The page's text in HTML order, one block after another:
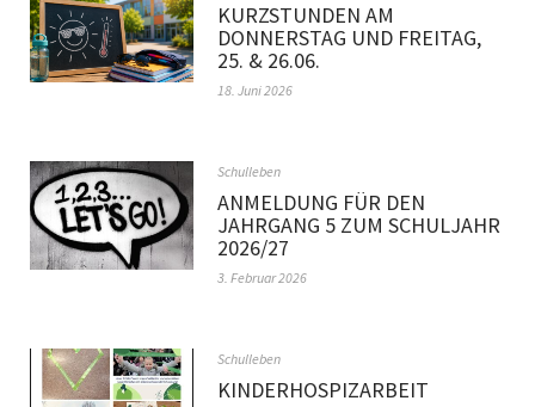
KURZSTUNDEN AM
DONNERSTAG UND FREITAG,
25. & 26.06.
18. Juni 2026
Schulleben
ANMELDUNG FÜR DEN
JAHRGANG 5 ZUM SCHULJAHR
2026/27
3. Februar 2026
Schulleben
KINDERHOSPIZARBEIT